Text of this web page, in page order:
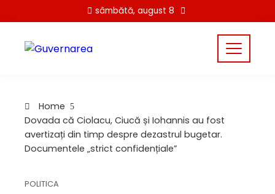
to
content
sâmbătă, august 8
Home
Dovada că Ciolacu, Ciucă și Iohannis au fost
avertizați din timp despre dezastrul bugetar.
Documentele „strict confidențiale”
POLITICA